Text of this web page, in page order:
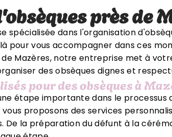
près de
spécialisée dans l'organisation
pour vous accompagner dans ces
Mazères, notre entreprise met à
des obsèques dignes et
pour des obsèques à
étape importante dans le processus
proposons des services
De la préparation du défunt à la